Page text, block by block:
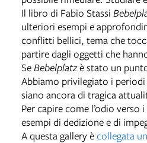
Il libro di Fabio Stassi
ulteriori esempi e
conflitti bellici, tema che
partire dagli oggetti che
SeBebelplatzè stato un
Abbiamo privilegiato i
siano ancora di tragica
Per capire come l’odio verso i
esempi di dedizione e di
A questa gallery ècollegata